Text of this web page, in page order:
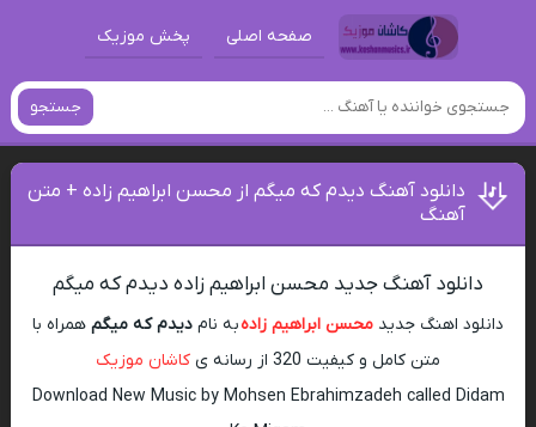
صفحه اصلی پخش موزیک
جستجو
دانلود آهنگ دیدم که میگم از محسن ابراهیم زاده + متن
آهنگ
دانلود آهنگ جدید محسن ابراهیم زاده دیدم که میگم
دانلود اهنگ جدید محسن ابراهیم زادهبه نام دیدم که میگم همراه با
متن کامل و کیفیت 320 از رسانه ی
کاشان موزیک
Download New Music by Mohsen Ebrahimzadeh called Didam